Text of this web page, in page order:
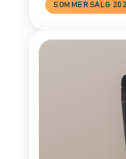
SOMMERSALG